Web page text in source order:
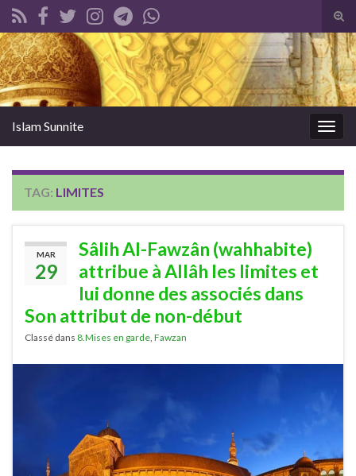
Search for:
Islam Sunnite
TAG: LIMITES
MAR
29
Sâlih Al-Fawzân (wahhabite)
attribue à Allâh les limites et
lui donne des associés dans
Son attribut de non-début
Classé dans 8.Mises en garde Fawzan